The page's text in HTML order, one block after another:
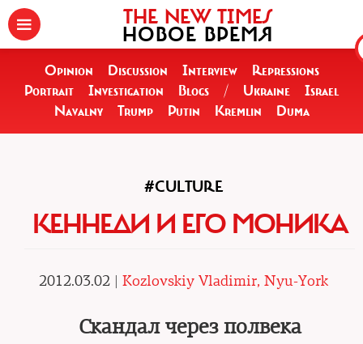
THE NEW TIMES
НОВОЕ ВРЕМЯ
Opinion Discussion Interview
Repressions
Portrait
Investigation Blogs / Ukraine
Israel
Navalny
Trump Putin Kremlin Duma
#CULTURE
КЕННЕДИ И ЕГО МОНИКА
2012.03.02 | Kozlovskiy Vladimir, Nyu-York
Скандал через полвека